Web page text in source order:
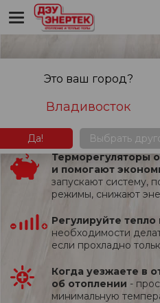
ВСЕХ ВИДОВ
Терморегуляторы
и помогают
запускают систему,
режимы, снижают
Регулируйте
необходимости
если прохладно
Когда уезжаете в
об отоплении -
минимальную
Это ваш город?
Владивосток
Да! Выбрать